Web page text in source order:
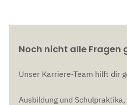
Noch nicht alle Fragen
Unser Karriere-Team hilft dir
Ausbildung und